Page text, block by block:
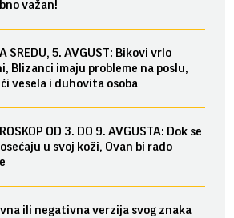
važan!
SREDU, 5. AVGUST: Bikovi vrlo
Blizanci imaju probleme na poslu,
vesela i duhovita osoba
OD 3. DO 9. AVGUSTA: Dok se
u svoj koži, Ovan bi rado
ili negativna verzija svog znaka